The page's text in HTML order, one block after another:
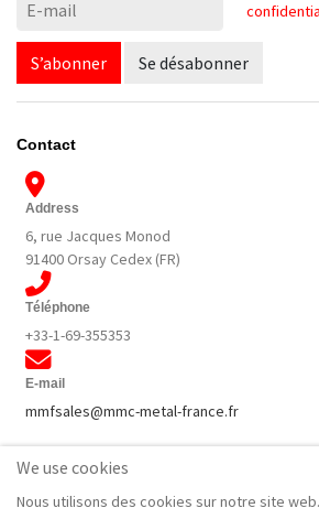
S’abonner Se désabonner
Contact
Address
6, rue Jacques Monod
91400 Orsay Cedex (FR)
Téléphone
+33-1-69-355353
E-mail
mmfsales@mmc-metal-france.fr
We use cookies
Nous utilisons des cookies sur notre site